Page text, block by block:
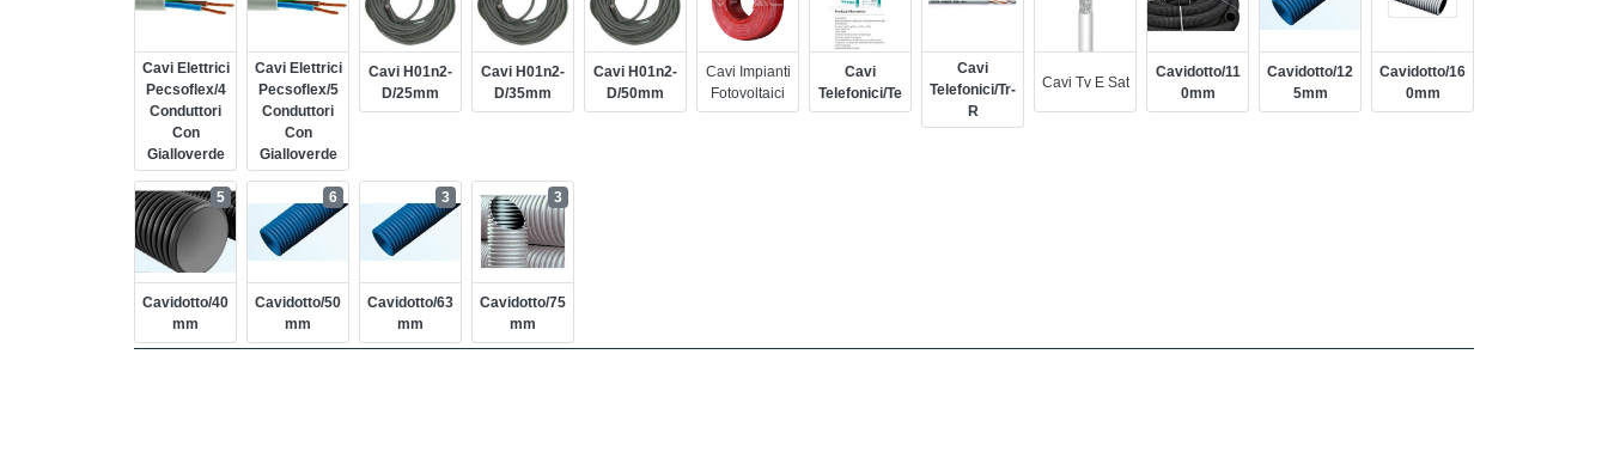
Cavi Elettrici
Pecsoflex/4
Conduttori
Con
Gialloverde
Cavi Elettrici
Pecsoflex/5
Conduttori
Con
Gialloverde
Cavi H01n2-
D/25mm
Cavi H01n2-
D/35mm
Cavi H01n2-
D/50mm
Cavi Impianti
Fotovoltaici
Cavi
Telefonici/te
Cavi
Telefonici/tr-
R
Cavi Tv E Sat
Cavidotto/11
0mm
Cavidotto/12
5mm
Cavidotto/16
0mm
Cavidotto/40
Mm
5
Cavidotto/50
Mm
6
Cavidotto/63
Mm
3
Cavidotto/75
Mm
3